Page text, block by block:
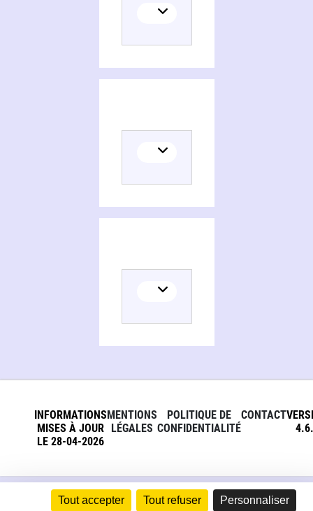
Tout accepter Tout refuser Personnaliser
INFORMATIONS
MISES À JOUR
LE 28-04-2026
MENTIONS
LÉGALES
POLITIQUE DE
CONFIDENTIALITÉ
CONTACT